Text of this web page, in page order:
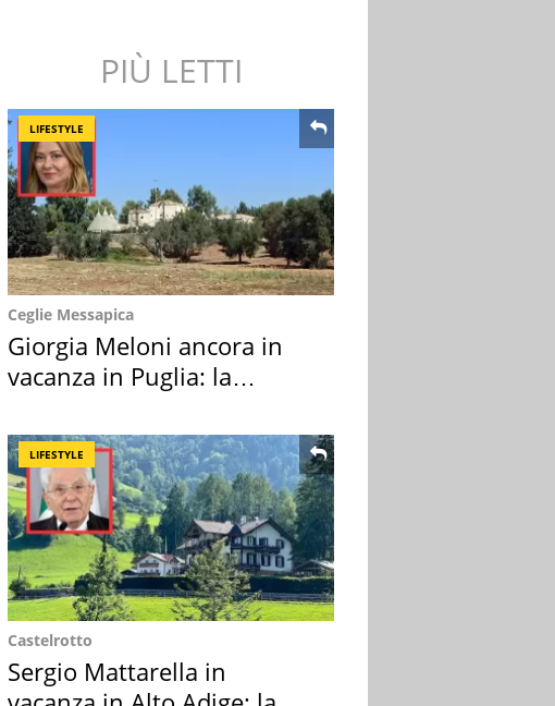
PIÙ LETTI
LIFESTYLE
Ceglie Messapica
Giorgia Meloni ancora in
vacanza in Puglia: la
LIFESTYLE
Castelrotto
Sergio Mattarella in